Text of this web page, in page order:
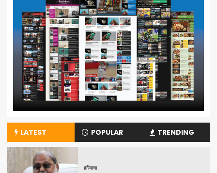
LATEST POPULAR TRENDING
हरियाणा